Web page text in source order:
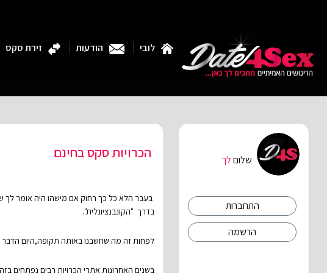
לובי הודעות זירת סקס
הכרויות סקס בחינם
בעבר הלא כל כך רחוק אם מישהו היה אומר לך
בדרך "הקונבנציונלית".
לפחות זה מה שחשבנו באותה תקופה,היום הדבר
בשנים האחרונות אתרי הכרויות רבים נפתחים
שלוםלך
התחברות
הרשמה